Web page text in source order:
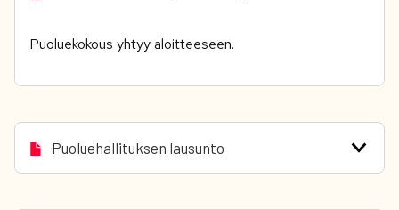
Puoluekokous yhtyy aloitteeseen.
Puoluehallituksen lausunto